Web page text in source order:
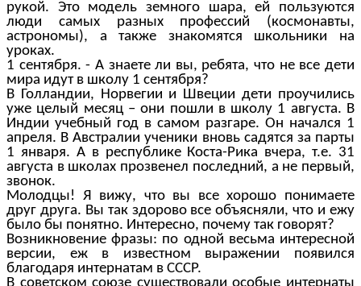
рукой. Это модель земного шара, ей пользуются
люди самых разных профессий (космонавты,
астрономы), а также знакомятся школьники на
уроках.
1 сентября. - А знаете ли вы, ребята, что не все дети
мира идут в школу 1 сентября?
В Голландии, Норвегии и Швеции дети проучились
уже целый месяц – они пошли в школу 1 августа. В
Индии учебный год в самом разгаре. Он начался 1
апреля. В Австралии ученики вновь садятся за парты
1 января. А в республике Коста-Рика вчера, т.е. 31
августа в школах прозвенел последний, а не первый,
звонок.
Молодцы! Я вижу, что вы все хорошо понимаете
друг друга. Вы так здорово все объясняли, что и ежу
было бы понятно. Интересно, почему так говорят?
Возникновение фразы: по одной весьма интересной
версии, еж в известном выражении появился
благодаря интернатам в СССР.